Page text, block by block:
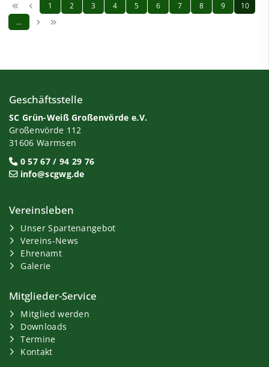
1 2 3 4 5 6 7 8 9
10
…
Geschäftsstelle
SC Grün-Weiß Großenvörde e.V.
Großenvörde 112
31606 Warmsen
0 57 67 / 94 29 76
info@scgwg.de
Vereinsleben
Unser Spartenangebot
Vereins-News
Ehrenamt
Galerie
Mitglieder-Service
Mitglied werden
Downloads
Termine
Kontakt